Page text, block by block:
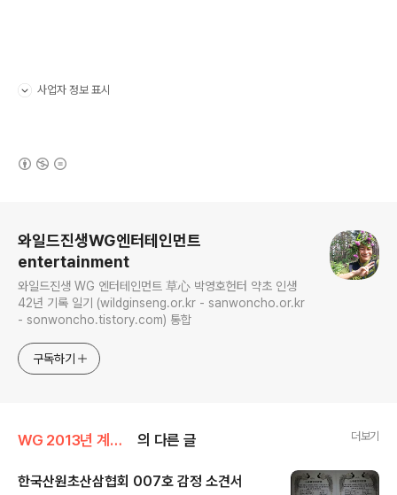
사업자 정보 표시
와일드진생WG엔터테인먼트
entertainment
와일드진생 WG 엔터테인먼트 草心 박영호헌터 약초 인생
42년 기록 일기 (wildginseng.or.kr - sanwoncho.or.kr
- sonwoncho.tistory.com) 통합
구독하기
WG 2013년 계사년 기록 의 다른 글 더보기
한국산원초산삼협회 007호 감정 소견서